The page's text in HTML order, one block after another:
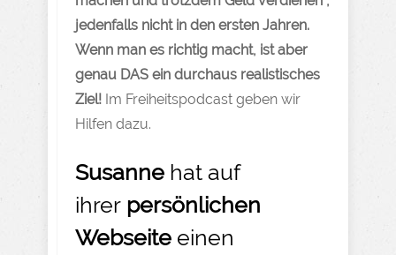
jedenfalls nicht in den ersten Jahren.
Wenn man es richtig macht, ist aber
genau DAS ein durchaus realistisches
Ziel! Im Freiheitspodcast geben wir
Hilfen dazu.
Susanne hat auf
ihrer persönlichen
Webseite einen